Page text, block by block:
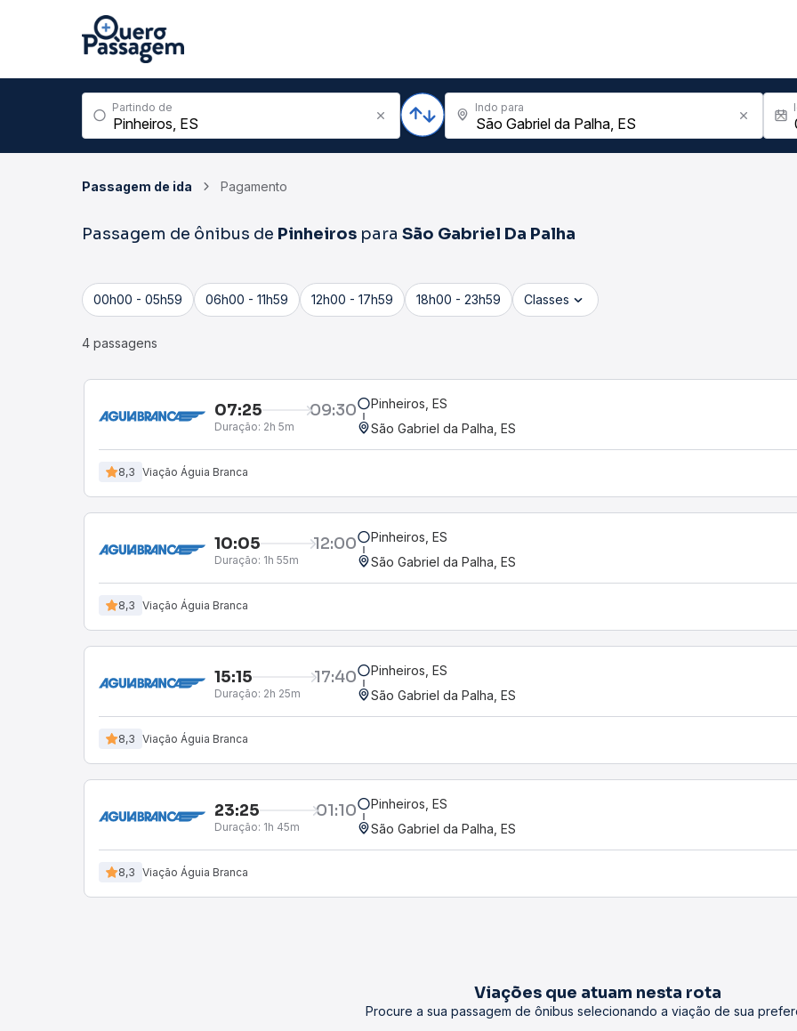
Partindo de Indo para
Passagem de ida Pagamento
Passagem de ônibus de Pinheiros para São Gabriel Da Palha
00h00 - 05h59 06h00 - 11h59 12h00 - 17h59 18h00 - 23h59 Classes
4 passagens
07:25 09:30
Duração: 2h 5m
Pinheiros, ES
São Gabriel da Palha, ES
8,3 Viação Águia Branca
10:05 12:00
Duração: 1h 55m
Pinheiros, ES
São Gabriel da Palha, ES
8,3 Viação Águia Branca
15:15 17:40
Duração: 2h 25m
Pinheiros, ES
São Gabriel da Palha, ES
8,3 Viação Águia Branca
23:25 01:10
Duração: 1h 45m
Pinheiros, ES
São Gabriel da Palha, ES
8,3 Viação Águia Branca
Viações que atuam nesta rota
Procure a sua passagem de ônibus selecionando a viação de sua